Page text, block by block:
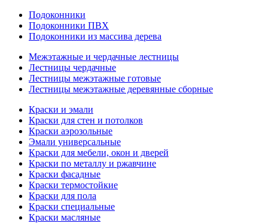
Подоконники
Подоконники ПВХ
Подоконники из массива дерева
Межэтажные и чердачные лестницы
Лестницы чердачные
Лестницы межэтажные готовые
Лестницы межэтажные деревянные сборные
Краски и эмали
Краски для стен и потолков
Краски аэрозольные
Эмали универсальные
Краски для мебели, окон и дверей
Краски по металлу и ржавчине
Краски фасадные
Краски термостойкие
Краски для пола
Краски специальные
Краски масляные